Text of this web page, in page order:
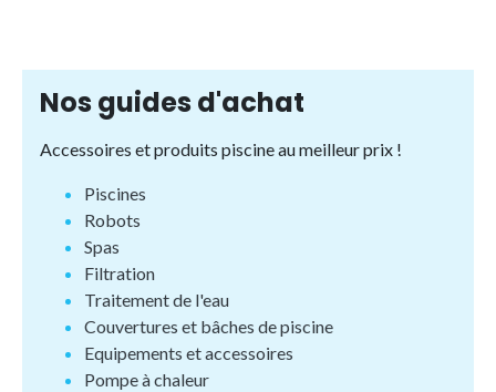
Nos guides d'achat
Accessoires et produits piscine au meilleur prix !
Piscines
Robots
Spas
Filtration
Traitement de l'eau
Couvertures et bâches de piscine
Equipements et accessoires
Pompe à chaleur